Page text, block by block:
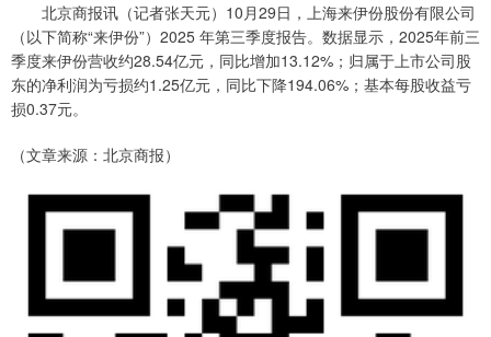
北京商报讯（记者张天元）10月29日，上海来伊份股份有限公司
（以下简称“来伊份”）2025 年第三季度报告。数据显示，2025年前三
季度来伊份营收约28.54亿元，同比增加13.12%；归属于上市公司股
东的净利润为亏损约1.25亿元，同比下降194.06%；基本每股收益亏
损0.37元。
（文章来源：北京商报）